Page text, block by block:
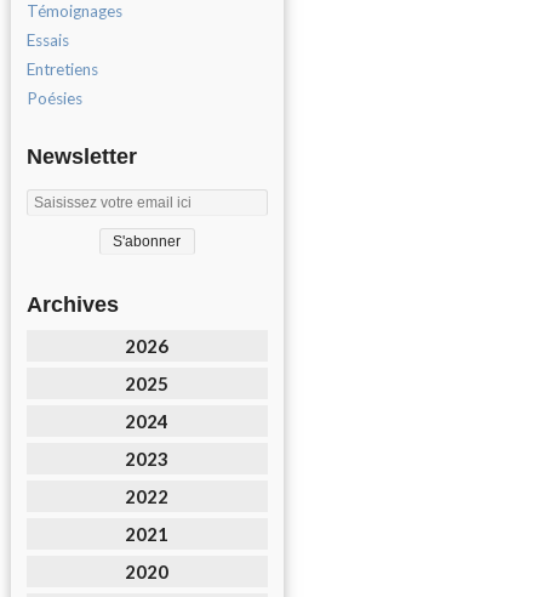
Témoignages
Essais
Entretiens
Poésies
Newsletter
Archives
2026
2025
2024
2023
2022
2021
2020